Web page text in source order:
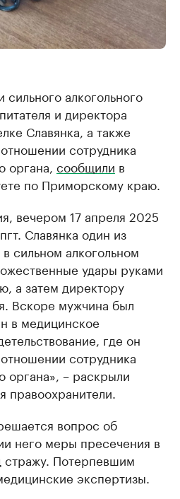
алкогольного
и директора
Славянка, а также
сотрудника
органа, сообщили в
по Приморскому краю.
вечером 17 апреля 2025
Славянка один из
сильном алкогольном
удары руками
а затем директору
Вскоре мужчина был
в медицинское
где он
сотрудника
органа», – раскрыли
правоохранители.
вопрос об
него меры пресечения в
стражу. Потерпевшим
экспертизы.